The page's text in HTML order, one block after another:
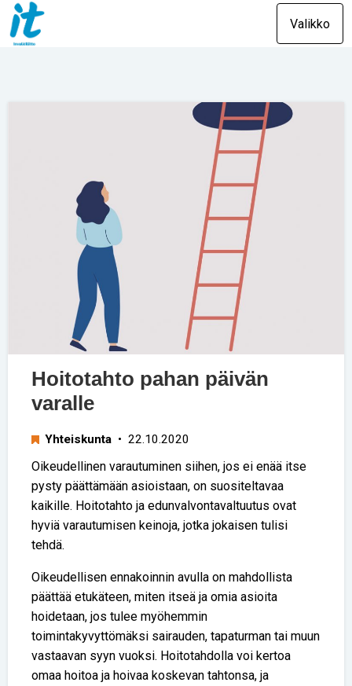
Valikko
Hoitotahto pahan päivän
varalle
Yhteiskunta • 22.10.2020
Oikeudellinen varautuminen siihen, jos ei enää itse
pysty päättämään asioistaan, on suositeltavaa
kaikille. Hoitotahto ja edunvalvontavaltuutus ovat
hyviä varautumisen keinoja, jotka jokaisen tulisi
tehdä.
Oikeudellisen ennakoinnin avulla on mahdollista
päättää etukäteen, miten itseä ja omia asioita
hoidetaan, jos tulee myöhemmin
toimintakyvyttömäksi sairauden, tapaturman tai muun
vastaavan syyn vuoksi. Hoitotahdolla voi kertoa
omaa hoitoa ja hoivaa koskevan tahtonsa, ja